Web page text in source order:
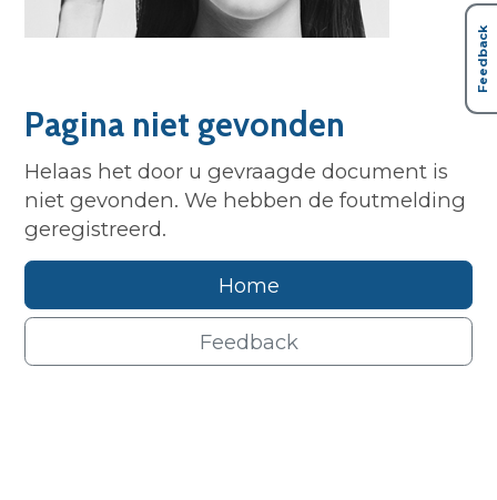
Feedback
Pagina niet gevonden
Helaas het door u gevraagde document is
niet gevonden. We hebben de foutmelding
geregistreerd.
Home
Feedback